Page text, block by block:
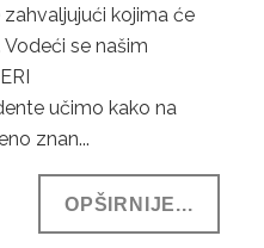
kojima će
se našim
učimo kako na
znan...
OPŠIRNIJE...